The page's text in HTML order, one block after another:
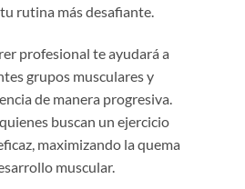
rutina más desafiante.
profesional te ayudará a
grupos musculares y
de manera progresiva.
buscan un ejercicio
maximizando la quema
muscular.